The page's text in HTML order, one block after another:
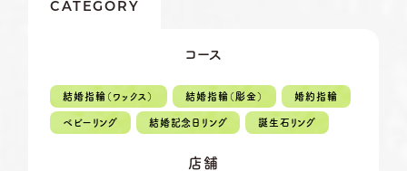
ペアリングはこちら
資料請求
CATEGORY
コース
結婚指輪（ワックス） 結婚指輪（彫金） 婚約指輪
ベビーリング 結婚記念日リング 誕生石リング
店舗
10:00〜18:30
※祝日の場合は営業
岡崎店 TEL.0564-74-8033
10:00〜18:30